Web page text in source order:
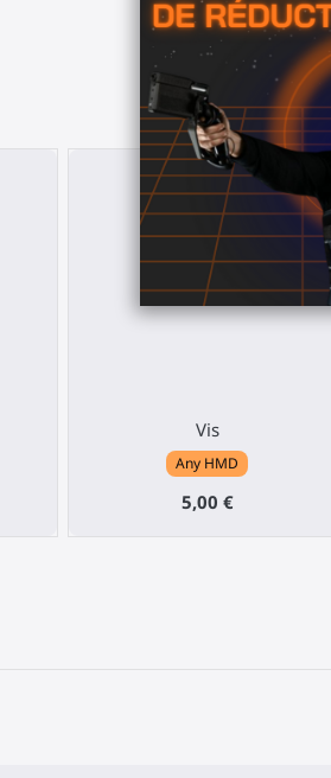
Vis
Any HMD
5,00 €